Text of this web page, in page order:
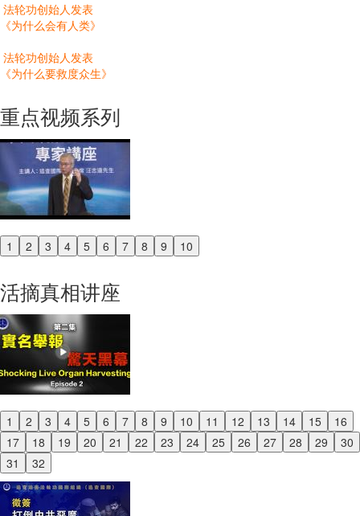
法轮功创始人发表
《为什么会有人类》
法轮功创始人发表
《为什么要救度众生》
重点视频系列
1 2 3 4 5 6 7 8 9 10
Previous
活摘真相讲座
1 2 3 4 5 6 7 8 9 10 11 12 13 14 15
16
17
18 19 20 21 22 23 24 25 26 27 28 29
30
31
32
Previous
Next